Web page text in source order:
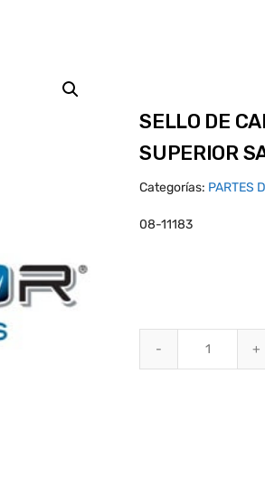
SELLO DE
SUPERIOR
Categorías: PARTES
08-11183